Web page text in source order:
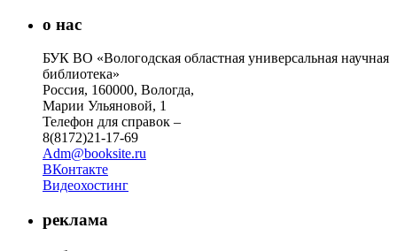
о нас
БУК ВО «Вологодская областная универсальная научная
библиотека»
Россия, 160000, Вологда,
Марии Ульяновой, 1
Телефон для справок –
8(8172)21-17-69
Adm@booksite.ru
ВКонтакте
Видеохостинг
реклама